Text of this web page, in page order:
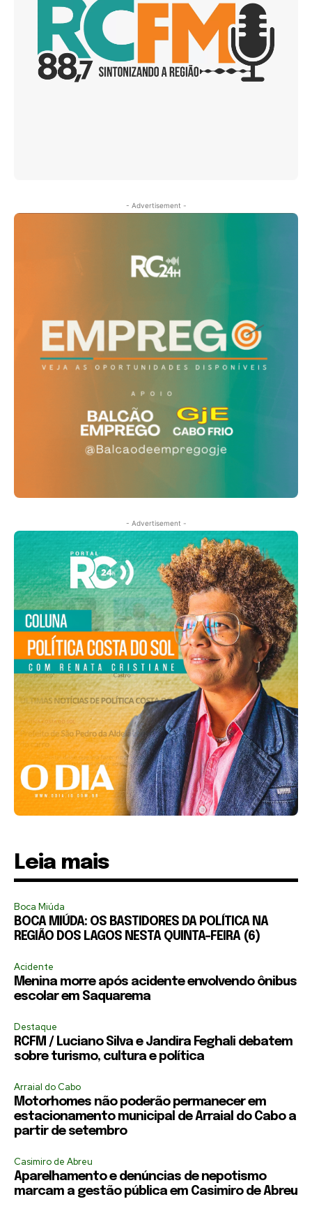
- Advertisement -
- Advertisement -
Leia mais
Boca Miúda
BOCA MIÚDA: OS BASTIDORES DA POLÍTICA NA
REGIÃO DOS LAGOS NESTA QUINTA-FEIRA (6)
Acidente
Menina morre após acidente envolvendo ônibus
escolar em Saquarema
Destaque
RCFM / Luciano Silva e Jandira Feghali debatem
sobre turismo, cultura e política
Arraial do Cabo
Motorhomes não poderão permanecer em
estacionamento municipal de Arraial do Cabo a
partir de setembro
Casimiro de Abreu
Aparelhamento e denúncias de nepotismo
marcam a gestão pública em Casimiro de Abreu